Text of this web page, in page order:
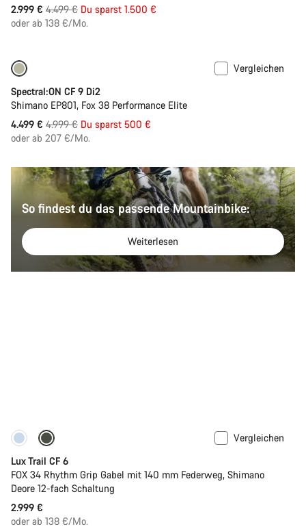
2.999 € Ursprungspreis
4.499 € Du sparst 1.500 €
oder ab 138 €/Mo.
Vergleichen
Spectral:ON CF 9 Di2
Shimano EP801, Fox 38 Performance Elite
4.499 € Ursprungspreis
4.999 € Du sparst 500 €
oder ab 207 €/Mo.
So findest du das passende Mountainbike:
Weiterlesen
Neu
Vergleichen
Lux Trail CF 6
FOX 34 Rhythm Grip Gabel mit 140 mm Federweg, Shimano
Deore 12-fach Schaltung
2.999 €
oder ab 138 €/Mo.